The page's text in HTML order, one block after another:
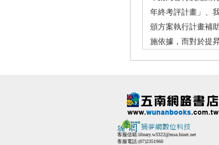
年終考評計畫」、
頒方案執行計畫補
施依據，而對於提
客服信箱:library.w3322@msa.hinet.net
客服電話:(07)2351960